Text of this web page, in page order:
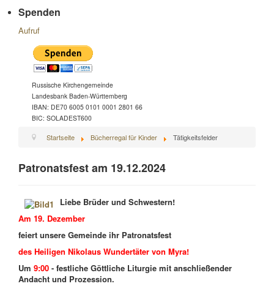
Spenden
Aufruf
Russische Kirchengemeinde
Landesbank Baden-Württemberg
IBAN: DE70 6005 0101 0001 2801 66
BIC: SOLADEST600
Startseite Bücherregal für Kinder Tätigkeitsfelder
Patronatsfest am 19.12.2024
Liebe Brüder und Schwestern!
Am 19. Dezember
feiert unsere Gemeinde ihr Patronatsfest
des Heiligen Nikolaus Wundertäter von Myra!
Um 9:00 - festliche Göttliche Liturgie mit anschließender
Andacht und Prozession.